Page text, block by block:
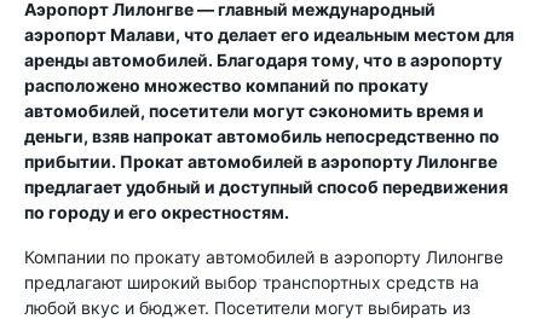
Аэропорт Лилонгве — главный международный
аэропорт Малави, что делает его идеальным местом для
аренды автомобилей. Благодаря тому, что в аэропорту
расположено множество компаний по прокату
автомобилей, посетители могут сэкономить время и
деньги, взяв напрокат автомобиль непосредственно по
прибытии. Прокат автомобилей в аэропорту Лилонгве
предлагает удобный и доступный способ передвижения
по городу и его окрестностям.
Компании по прокату автомобилей в аэропорту Лилонгве
предлагают широкий выбор транспортных средств на
любой вкус и бюджет. Посетители могут выбирать из